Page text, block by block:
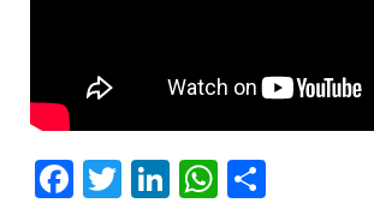
Facebook
Twitter
LinkedIn
WhatsApp